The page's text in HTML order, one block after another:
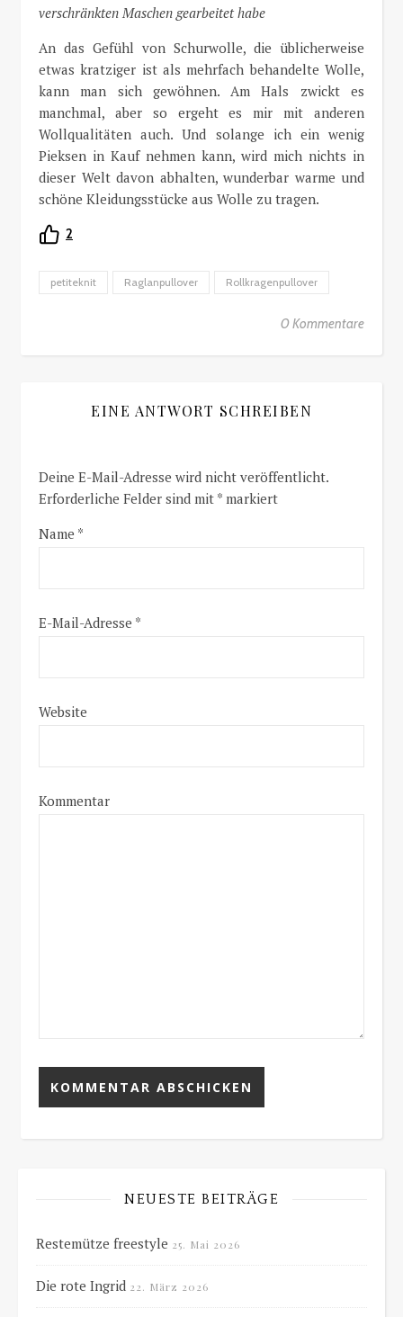
verschränkten Maschen gearbeitet habe
An das Gefühl von Schurwolle, die üblicherweise
etwas kratziger ist als mehrfach behandelte Wolle,
kann man sich gewöhnen. Am Hals zwickt es
manchmal, aber so ergeht es mir mit anderen
Wollqualitäten auch. Und solange ich ein wenig
Pieksen in Kauf nehmen kann, wird mich nichts in
dieser Welt davon abhalten, wunderbar warme und
schöne Kleidungsstücke aus Wolle zu tragen.
2
petiteknit Raglanpullover Rollkragenpullover
0 Kommentare
EINE ANTWORT SCHREIBEN
Deine E-Mail-Adresse wird nicht veröffentlicht.
Erforderliche Felder sind mit * markiert
Name *
E-Mail-Adresse *
Website
Kommentar
NEUESTE BEITRÄGE
Restemütze freestyle 25. Mai 2026
Die rote Ingrid 22. März 2026